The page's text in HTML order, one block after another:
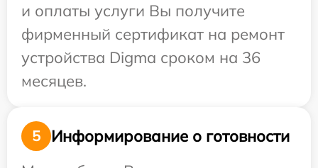
и оплаты услуги Вы получите
фирменный сертификат на ремонт
устройства Digma сроком на 36
месяцев.
5
Информирование о готовности